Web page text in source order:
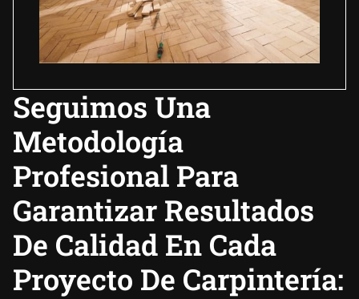
Seguimos Una
Metodología
Profesional Para
Garantizar Resultados
De Calidad En Cada
Proyecto De Carpintería: